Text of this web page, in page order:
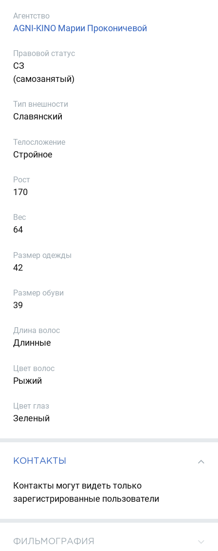
Агентство
AGNI-KINO Марии Проконичевой
Правовой статус
СЗ
(самозанятый)
Тип внешности
Славянский
Телосложение
Стройное
Рост
170
Вес
64
Размер одежды
42
Размер обуви
39
Длина волос
Длинные
Цвет волос
Рыжий
Цвет глаз
Зеленый
КОНТАКТЫ
Контакты могут видеть только
зарегистрированные пользователи
ФИЛЬМОГРАФИЯ